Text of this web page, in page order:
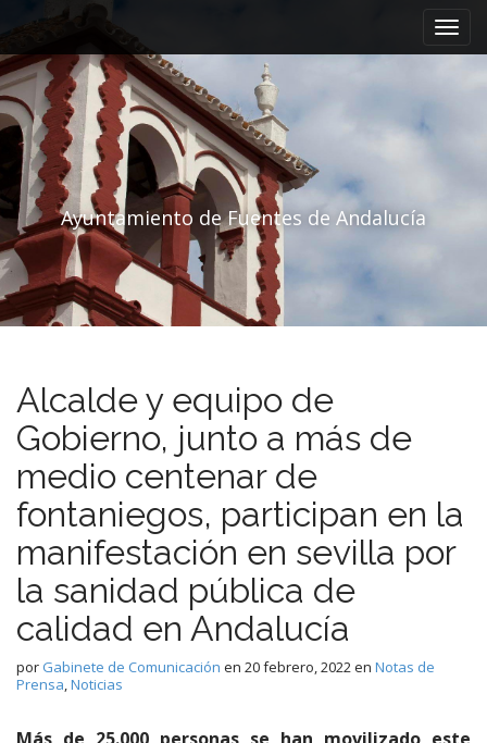
Menú principal
Saltar al contenido
Ayuntamiento de Fuentes de Andalucía
Alcalde y equipo de
Gobierno, junto a más de
medio centenar de
fontaniegos, participan en la
manifestación en sevilla por
la sanidad pública de
calidad en Andalucía
por Gabinete de Comunicación en 20 febrero, 2022en Notas de
Prensa,Noticias